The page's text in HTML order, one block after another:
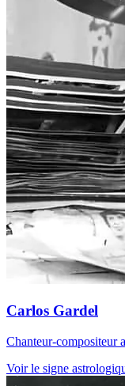
Carlos Gardel
Chanteur-compositeur
Voir le signe